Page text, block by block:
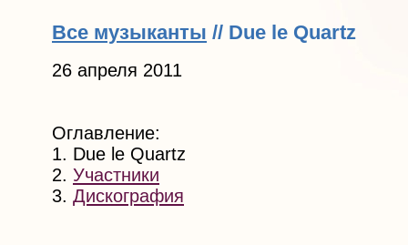
Все музыканты // Due le Quartz
26 апреля 2011
Оглавление:
1. Due le Quartz
2. Участники
3. Дискография